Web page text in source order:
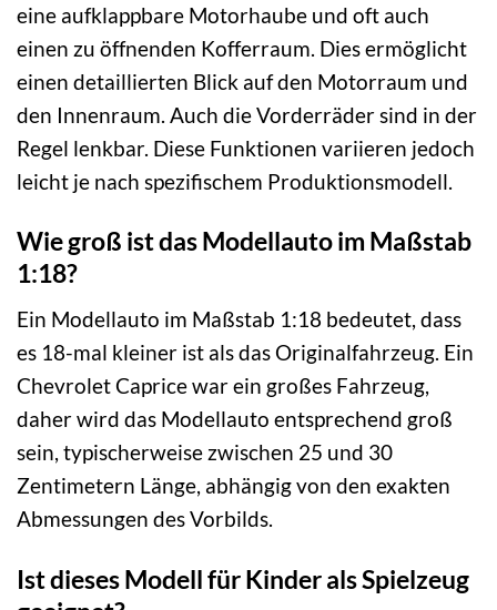
eine aufklappbare Motorhaube und oft auch
einen zu öffnenden Kofferraum. Dies ermöglicht
einen detaillierten Blick auf den Motorraum und
den Innenraum. Auch die Vorderräder sind in der
Regel lenkbar. Diese Funktionen variieren jedoch
leicht je nach spezifischem Produktionsmodell.
Wie groß ist das Modellauto im Maßstab
1:18?
Ein Modellauto im Maßstab 1:18 bedeutet, dass
es 18-mal kleiner ist als das Originalfahrzeug. Ein
Chevrolet Caprice war ein großes Fahrzeug,
daher wird das Modellauto entsprechend groß
sein, typischerweise zwischen 25 und 30
Zentimetern Länge, abhängig von den exakten
Abmessungen des Vorbilds.
Ist dieses Modell für Kinder als Spielzeug